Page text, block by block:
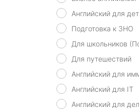
Английский для
Подготовка к ЗНО
Для школьников
Для путешествий
Английский для
Английский для IT
Английский для деловой